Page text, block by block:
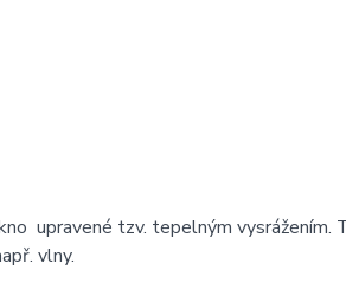
upravené tzv. tepelným vysrážením.
vlny.